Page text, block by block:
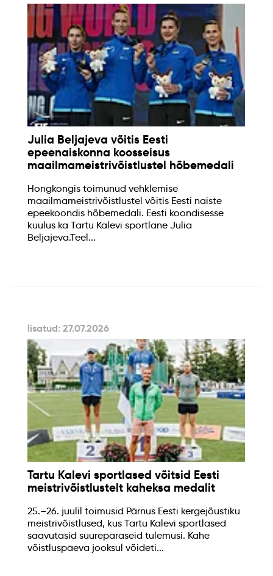
Julia Beljajeva võitis Eesti
epeenaiskonna koosseisus
maailmameistrivõistlustel hõbemedali
Hongkongis toimunud vehklemise
maailmameistrivõistlustel võitis Eesti naiste
epeekoondis hõbemedali. Eesti koondisesse
kuulus ka Tartu Kalevi sportlane Julia
Beljajeva.Teel...
lisatud: 27.07.2026
Tartu Kalevi sportlased võitsid Eesti
meistrivõistlustelt kaheksa medalit
25.–26. juulil toimusid Pärnus Eesti kergejõustiku
meistrivõistlused, kus Tartu Kalevi sportlased
saavutasid suurepäraseid tulemusi. Kahe
võistluspäeva jooksul võideti...